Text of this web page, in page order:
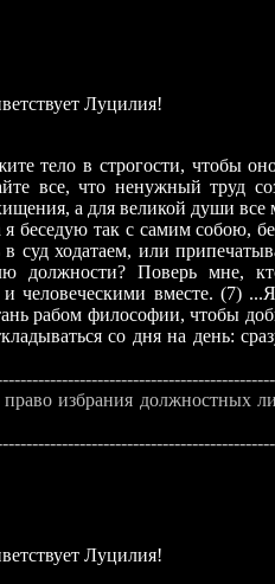
Луцилия!
в строгости, чтобы оно
все, что ненужный труд
а для великой души все
так с самим собою,
в суд ходатаем, или
должности? Поверь мне,
человеческими вместе. (7)
рабом философии, чтобы
со дня на день:
избрания должностных
Луцилия!